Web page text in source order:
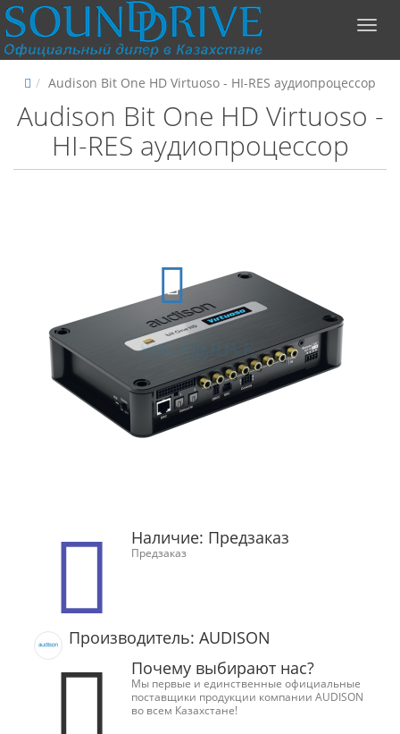
Audison Bit One HD Virtuoso - HI-RES аудиопроцессор
Audison Bit One HD Virtuoso -
HI-RES аудиопроцессор
Наличие: Предзаказ
Предзаказ
Производитель: AUDISON
Почему выбирают нас?
Мы первые и единственные официальные
поставщики продукции компании AUDISON
во всем Казахстане!